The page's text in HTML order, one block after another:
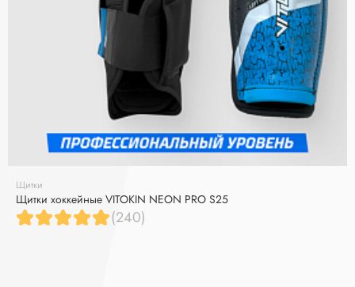
Щитки
Щитки хоккейные VITOKIN NEON PRO S25
(240)